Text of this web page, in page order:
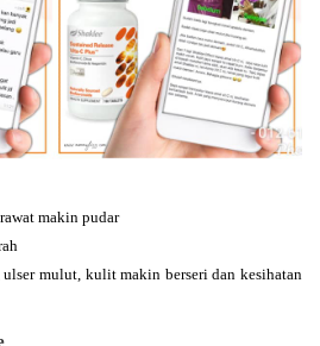
makin pudar
mulut, kulit makin berseri dan kesihatan